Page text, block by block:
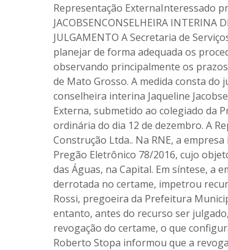
Representação ExternaInteressado
JACOBSENCONSELHEIRA INTERINA
JULGAMENTO A Secretaria de
planejar de forma adequada os
observando principalmente os
de Mato Grosso. A medida consta do
conselheira interina Jaqueline
Externa, submetido ao colegiado da
ordinária do dia 12 de dezembro. A
Construção Ltda.. Na RNE, a
Pregão Eletrônico 78/2016, cujo
das Águas, na Capital. Em síntese, a
derrotada no certame, impetrou
Rossi, pregoeira da Prefeitura
entanto, antes do recurso ser
revogação do certame, o que
Roberto Stopa informou que a